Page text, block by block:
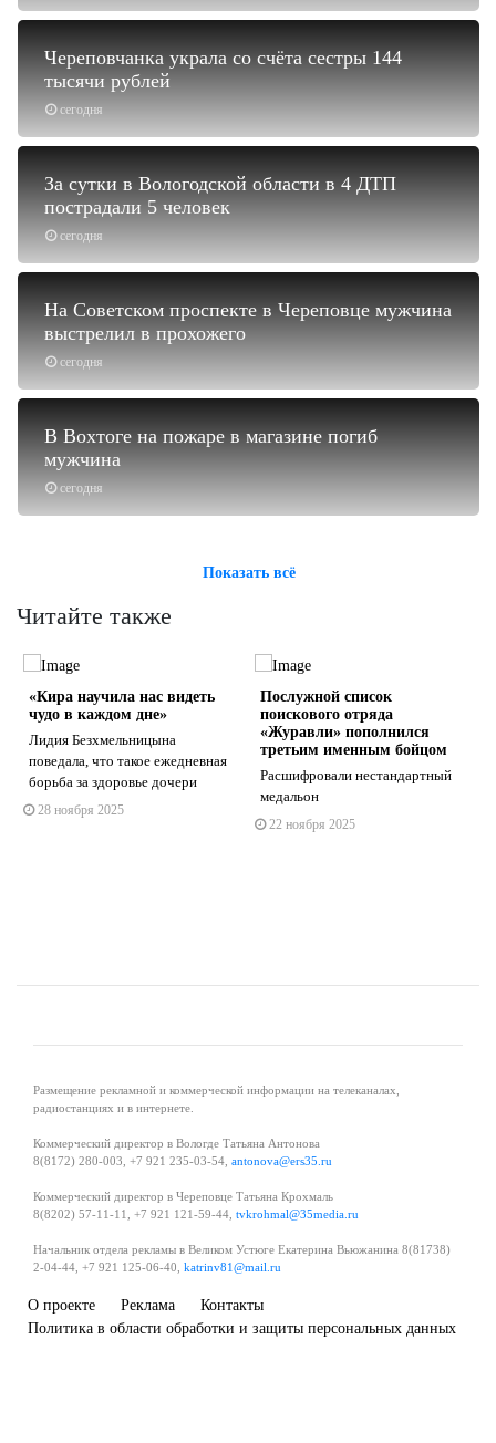
сегодня
Череповчанка украла со счёта сестры 144
тысячи рублей
сегодня
За сутки в Вологодской области в 4 ДТП
пострадали 5 человек
сегодня
На Советском проспекте в Череповце мужчина
выстрелил в прохожего
сегодня
В Вохтоге на пожаре в магазине погиб
мужчина
Показать всё
Читайте также
«Кира научила нас видеть
чудо в каждом дне»
Лидия Безхмельницына
поведала, что такое ежедневная
борьба за здоровье дочери
28 ноября 2025
Послужной список
поискового отряда
«Журавли» пополнился
третьим именным бойцом
Расшифровали нестандартный
медальон
22 ноября 2025
Размещение рекламной и коммерческой информации на телеканалах,
радиостанциях и в интернете.
Коммерческий директор в Вологде Татьяна Антонова
8(8172) 280-003, +7 921 235-03-54, antonova@ers35.ru
Коммерческий директор в Череповце Татьяна Крохмаль
8(8202) 57-11-11, +7 921 121-59-44, tvkrohmal@35media.ru
Начальник отдела рекламы в Великом Устюге Екатерина Вьюжанина 8(81738)
2-04-44, +7 921 125-06-40, katrinv81@mail.ru
О проекте Реклама
Контакты
Политика в области обработки и защиты персональных данных